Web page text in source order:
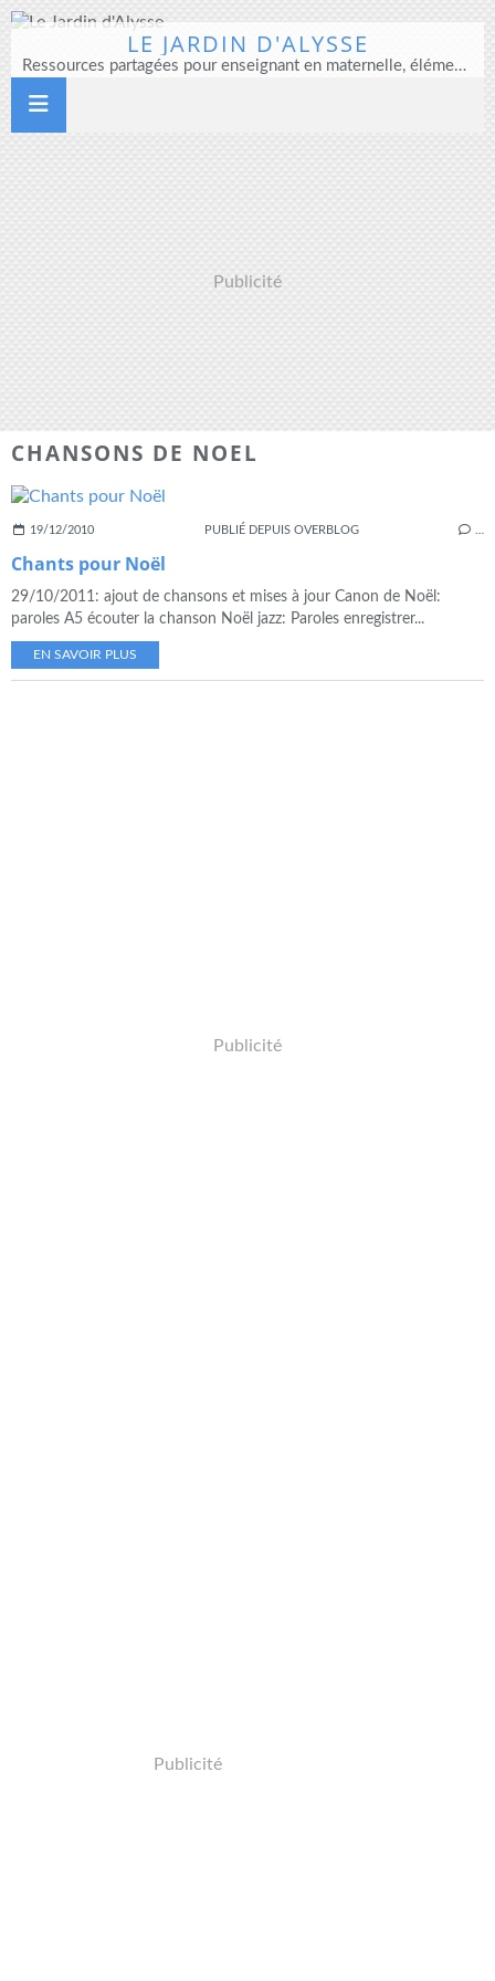
LE JARDIN D'ALYSSE
Ressources partagées pour enseignant en maternelle, élémentaire et direction d'école
Publicité
CHANSONS DE NOEL
19/12/2010 PUBLIÉ DEPUIS OVERBLOG
Chants pour Noël
29/10/2011: ajout de chansons et mises à jour Canon de Noël:
paroles A5 écouter la chanson Noël jazz: Paroles enregistrer...
EN SAVOIR PLUS
Publicité
Publicité